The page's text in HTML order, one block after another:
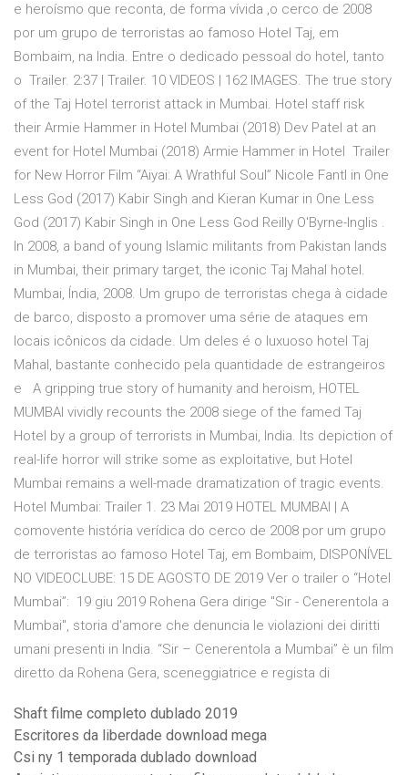
e heroísmo que reconta, de forma vívida ,o cerco de 2008
por um grupo de terroristas ao famoso Hotel Taj, em
Bombaim, na India. Entre o dedicado pessoal do hotel, tanto
o Trailer. 2:37 | Trailer. 10 VIDEOS | 162 IMAGES. The true story
of the Taj Hotel terrorist attack in Mumbai. Hotel staff risk
their Armie Hammer in Hotel Mumbai (2018) Dev Patel at an
event for Hotel Mumbai (2018) Armie Hammer in Hotel Trailer
for New Horror Film “Aiyai: A Wrathful Soul” Nicole Fantl in One
Less God (2017) Kabir Singh and Kieran Kumar in One Less
God (2017) Kabir Singh in One Less God Reilly O'Byrne-Inglis .
In 2008, a band of young Islamic militants from Pakistan lands
in Mumbai, their primary target, the iconic Taj Mahal hotel.
Mumbai, Índia, 2008. Um grupo de terroristas chega à cidade
de barco, disposto a promover uma série de ataques em
locais icônicos da cidade. Um deles é o luxuoso hotel Taj
Mahal, bastante conhecido pela quantidade de estrangeiros
e A gripping true story of humanity and heroism, HOTEL
MUMBAI vividly recounts the 2008 siege of the famed Taj
Hotel by a group of terrorists in Mumbai, India. Its depiction of
real-life horror will strike some as exploitative, but Hotel
Mumbai remains a well-made dramatization of tragic events.
Hotel Mumbai: Trailer 1. 23 Mai 2019 HOTEL MUMBAI | A
comovente história verídica do cerco de 2008 por um grupo
de terroristas ao famoso Hotel Taj, em Bombaim, DISPONÍVEL
NO VIDEOCLUBE: 15 DE AGOSTO DE 2019 Ver o trailer o “Hotel
Mumbai”: 19 giu 2019 Rohena Gera dirige "Sir - Cenerentola a
Mumbai", storia d'amore che denuncia le violazioni dei diritti
umani presenti in India. “Sir – Cenerentola a Mumbai” è un film
diretto da Rohena Gera, sceneggiatrice e regista di
Shaft filme completo dublado 2019
Escritores da liberdade download mega
Csi ny 1 temporada dublado download